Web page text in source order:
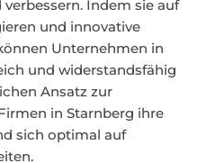
Indem sie auf
und innovative
Unternehmen in
und widerstandsfähig
Ansatz zur
in Starnberg ihre
sich optimal auf